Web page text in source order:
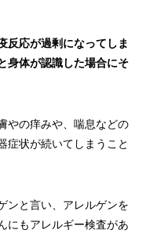
反応が過剰になってしま
身体が認識した場合にそ
やの痒みや、喘息などの
症状が続いてしまうこと
ンと言い、アレルゲンを
にもアレルギー検査があ